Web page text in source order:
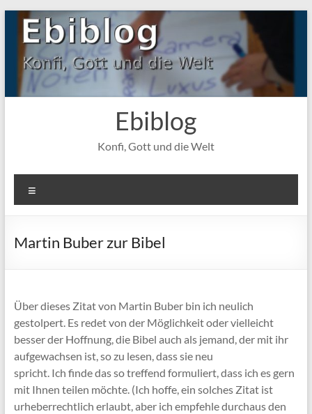
Zum
Inhalt
springen
Ebiblog
Konfi, Gott und die Welt
Martin Buber zur Bibel
Über dieses Zitat von Martin Buber bin ich neulich
gestolpert. Es redet von der Möglichkeit oder vielleicht
besser der Hoffnung, die Bibel auch als jemand, der mit ihr
aufgewachsen ist, so zu lesen, dass sie neu
spricht. Ich finde das so treffend formuliert, dass ich es gern
mit Ihnen teilen möchte. (Ich hoffe, ein solches Zitat ist
urheberrechtlich erlaubt, aber ich empfehle durchaus den